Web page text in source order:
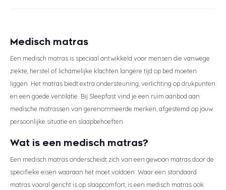
Medisch matras
Een medisch matras is speciaal ontwikkeld voor mensen die vanwege
ziekte, herstel of lichamelijke klachten langere tijd op bed moeten
liggen. Het matras biedt extra ondersteuning, verlichting op drukpunten
en een goede ventilatie. Bij Sleepfast vind je een ruim aanbod aan
medische matrassen van gerenommeerde merken, afgestemd op jouw
persoonlijke situatie en slaapbehoeften.
Wat is een medisch matras?
Een medisch matras onderscheidt zich van een gewoon matras door de
specifieke eisen waaraan het moet voldoen. Waar een standaard
matras vooral gericht is op slaapcomfort, is een medisch matras ook